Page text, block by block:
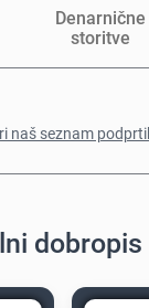
Denarnične
storitve
naš seznam
dobropis